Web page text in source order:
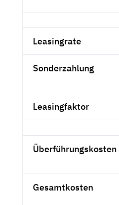
Leasingrate
Sonderzahlung
Leasingfaktor
Überführungskosten
Gesamtkosten